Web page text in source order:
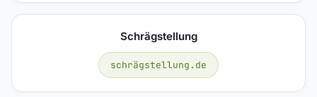
Schrägstellung
schrägstellung.de